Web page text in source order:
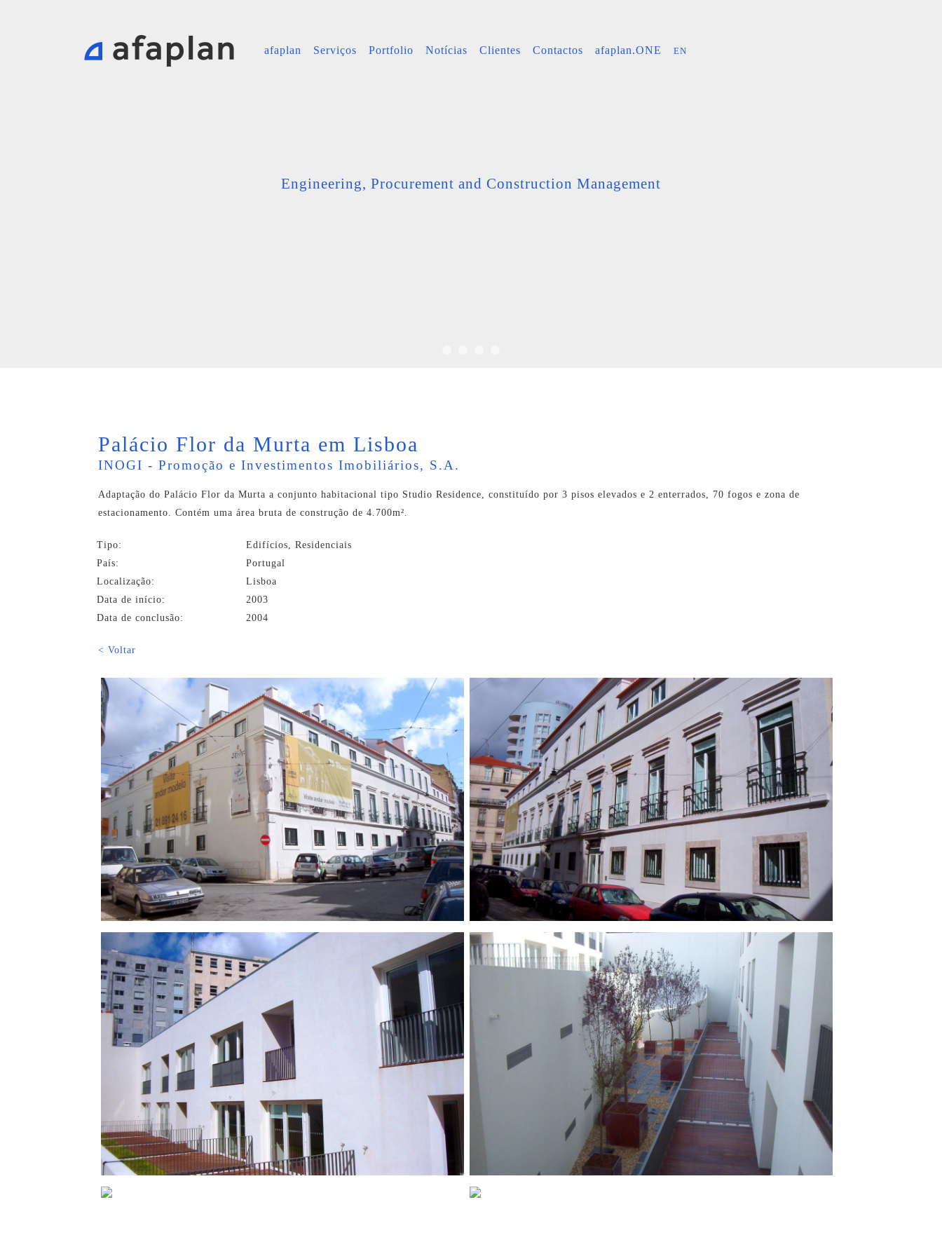
afaplan Serviços Portfolio Notícias Clientes Contactos afaplan.ONE EN
Engineering, Procurement and Construction Management
Palácio Flor da Murta em Lisboa
INOGI - Promoção e Investimentos Imobiliários, S.A.
Adaptação do Palácio Flor da Murta a conjunto habitacional tipo Studio Residence, constituído por 3 pisos elevados e 2 enterrados, 70 fogos e zona de
estacionamento. Contém uma área bruta de construção de 4.700m².
Tipo:
Edifícios, Residenciais
País:
Portugal
Localização:
Lisboa
Data de início:
2003
Data de conclusão:
2004
< Voltar